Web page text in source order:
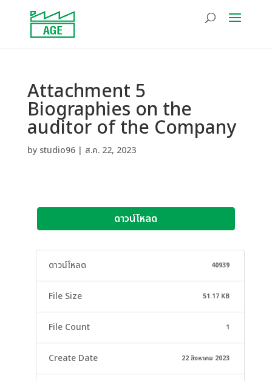
Attachment 5
Biographies on the
auditor of the Company
by studio96| ส.ค. 22, 2023
ดาวน์โหลด
ดาวน์โหลด 40939
File Size 51.17 KB
File Count 1
Create Date 22 สิงหาคม 2023